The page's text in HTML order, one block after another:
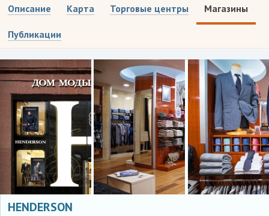
Описание Карта Торговые центры Магазины
Публикации
HENDERSON